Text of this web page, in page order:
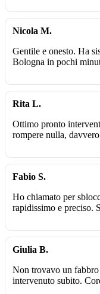
Nicola M.
Gentile e onesto. Ha
Bologna in pochi
Rita L.
Ottimo pronto
rompere nulla,
Fabio S.
Ho chiamato per
rapidissimo e preciso.
Giulia B.
Non trovavo un
intervenuto subito.